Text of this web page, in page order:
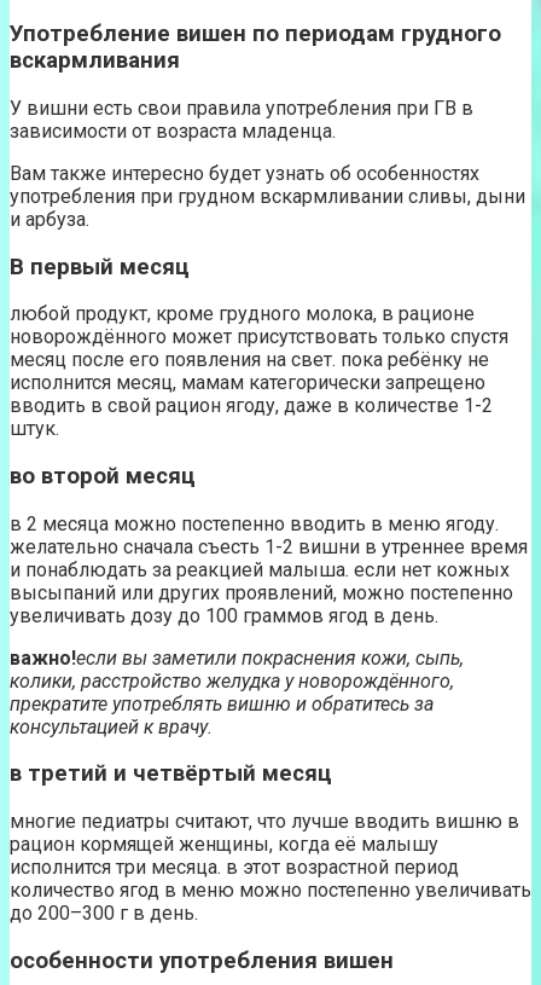
Употребление вишен по периодам грудного
вскармливания
У вишни есть свои правила употребления при ГВ в
зависимости от возраста младенца.
Вам также интересно будет узнать об особенностях
употребления при грудном вскармливании сливы, дыни
и арбуза.
В первый месяц
любой продукт, кроме грудного молока, в рационе
новорождённого может присутствовать только спустя
месяц после его появления на свет. пока ребёнку не
исполнится месяц, мамам категорически запрещено
вводить в свой рацион ягоду, даже в количестве 1-2
штук.
во второй месяц
в 2 месяца можно постепенно вводить в меню ягоду.
желательно сначала съесть 1-2 вишни в утреннее время
и понаблюдать за реакцией малыша. если нет кожных
высыпаний или других проявлений, можно постепенно
увеличивать дозу до 100 граммов ягод в день.
важно!если вы заметили покраснения кожи, сыпь,
колики, расстройство желудка у новорождённого,
прекратите употреблять вишню и обратитесь за
консультацией к врачу.
в третий и четвёртый месяц
многие педиатры считают, что лучше вводить вишню в
рацион кормящей женщины, когда её малышу
исполнится три месяца. в этот возрастной период
количество ягод в меню можно постепенно увеличивать
до 200–300 г в день.
особенности употребления вишен